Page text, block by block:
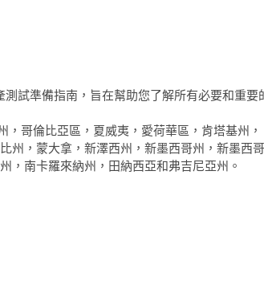
試準備指南，旨在幫助您了解所有必要和重要
哥倫比亞區，夏威夷，愛荷華區，肯塔基州，
州，蒙大拿，新澤西州，新墨西哥州，新墨西哥
，南卡羅來納州，田納西亞和弗吉尼亞州。